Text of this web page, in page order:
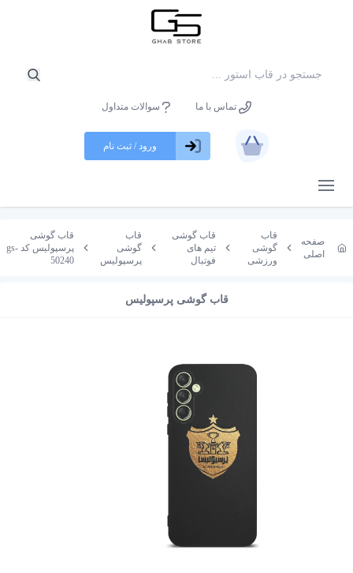
تماس با ما سوالات متداول
باز کردن منو
ورود / ثبت نام
صفحه
اصلی
قاب
گوشی
ورزشی
قاب گوشی
تیم های
فوتبال
قاب
گوشی
پرسپولیس
قاب گوشی
پرسپولیس کد gs-
50240
قاب گوشی پرسپولیس